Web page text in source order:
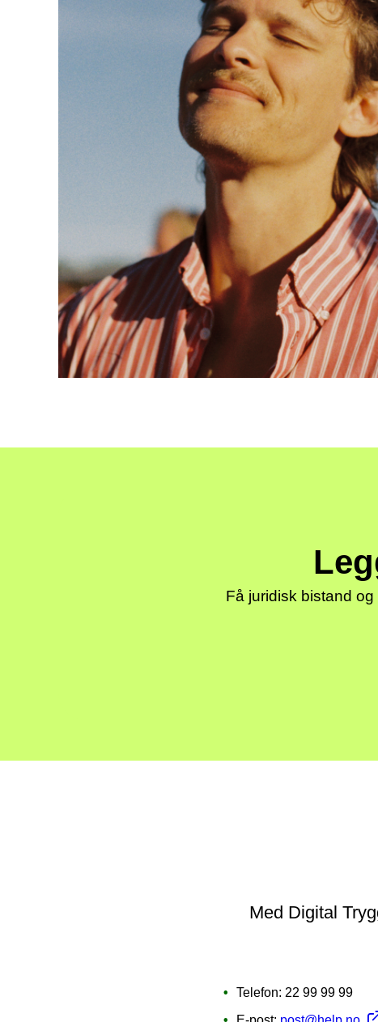
Få juridisk bistand
Med Digital
Telefon: 22 99 99 99